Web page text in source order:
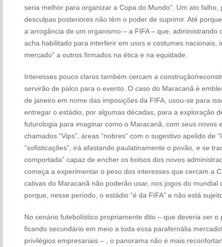
seria melhor para organizar a Copa do Mundo”. Um ato
desculpas posteriores não têm o poder de suprimir. Até
a arrogância de um organismo – a FIFA – que, administrando
acha habilitado para interferir em usos e costumes nacionais,
mercado” a outros firmados na ética e na equidade.
Interesses pouco claros também cercam a construção/
servirão de palco para o evento. O caso do Maracanã é
de janeiro em nome das imposições da FIFA, usou-se para
entregar o estádio, por algumas décadas, para a exploração
futurologia para imaginar como o Maracanã, com seus novos
chamados “Vips”, áreas “nobres” com o sugestivo apelido de
“sofisticações”, irá afastando paulatinamente o povão, e se
comportada” capaz de encher os bolsos dos novos
começa a experimentar o peso dos interesses que cercam a
cativas do Maracanã não poderão usar, nos jogos do
porque, nesse período, o estádio “é da FIFA” e não está
No cenário futebolístico propriamente dito – que deveria ser
ficando secundário em meio a toda essa parafernália
privilégios empresariais – , o panorama não é mais